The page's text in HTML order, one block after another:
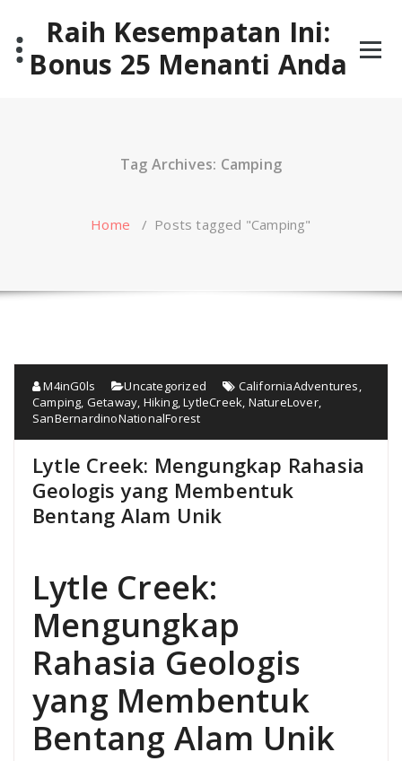
content Raih Kesempatan Ini:
Bonus 25 Menanti Anda
Tag Archives: Camping
Home / Posts tagged "Camping"
M4inG0ls Uncategorized CaliforniaAdventures
Camping Getaway Hiking,LytleCreek NatureLover,
SanBernardinoNationalForest
Lytle Creek: Mengungkap Rahasia
Geologis yang Membentuk
Bentang Alam Unik
Lytle Creek:
Mengungkap
Rahasia Geologis
yang Membentuk
Bentang Alam Unik